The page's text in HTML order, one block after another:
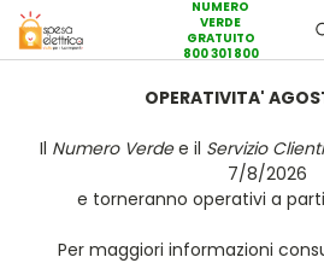
NUMERO
VERDE
GRATUITO
800 301 800
OPERATIVITA'
Il Numero Verdee il Servizio Clienti
7/8/2026
e torneranno operativi a
Per maggiori informazioni